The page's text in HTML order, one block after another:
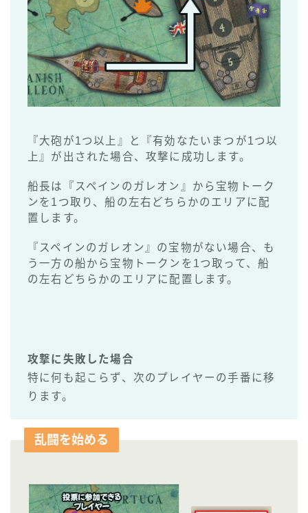
『大砲が1つ以上』と『有効なたいまつが1つ以
上』が出された場合、攻撃に成功します。
船長は『スペインのガレオン』から宝物トーク
ンを1つ取り、船の左右どちらかのエリアに配
置します。
『スペインのガレオン』の宝物がない場合、も
う一方の船から宝物トークンを1つ取って、船
の左右どちらかのエリアに配置します。
攻撃に失敗した場合
特に何も起こらず、次のプレイヤーの手番に移
ります。
乱闘を始める